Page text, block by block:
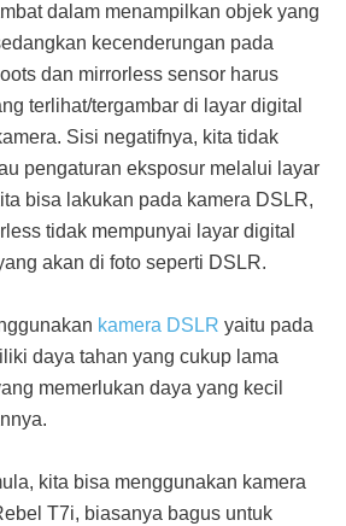
dalam menampilkan objek yang
kecenderungan pada
dan mirrorless sensor harus
terlihat/tergambar di layar digital
Sisi negatifnya, kita tidak
pengaturan eksposur melalui layar
bisa lakukan pada kamera DSLR,
tidak mempunyai layar digital
akan di foto seperti DSLR.
kamera DSLR yaitu pada
daya tahan yang cukup lama
memerlukan daya yang kecil
kita bisa menggunakan kamera
T7i, biasanya bagus untuk